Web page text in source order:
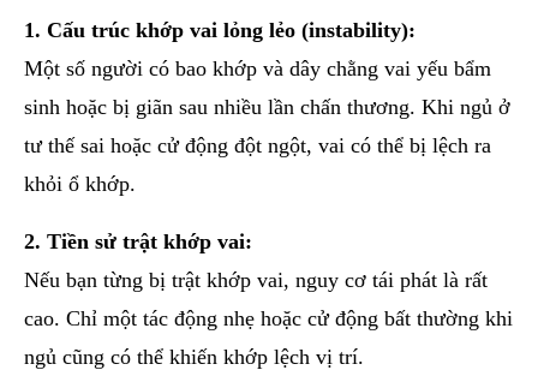
1. Cấu trúc khớp vai lỏng lẻo (instability):
Một số người có bao khớp và dây chằng vai yếu bẩm
sinh hoặc bị giãn sau nhiều lần chấn thương. Khi ngủ ở
tư thế sai hoặc cử động đột ngột, vai có thể bị lệch ra
khỏi ổ khớp.
2. Tiền sử trật khớp vai:
Nếu bạn từng bị trật khớp vai, nguy cơ tái phát là rất
cao. Chỉ một tác động nhẹ hoặc cử động bất thường khi
ngủ cũng có thể khiến khớp lệch vị trí.